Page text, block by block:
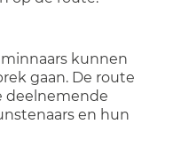
kunnen
gaan. De route
deelnemende
en hun